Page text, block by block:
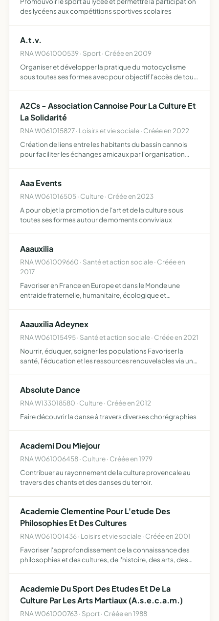
des lycéens aux compétitions sportives scolaires
A.t.v.
RNA W061000539 · Sport · Créée en 2009
Organiser et développer la pratique du motocyclisme
sous toutes ses formes avec pour objectif l'accès de tous
A2Cs - Association Cannoise Pour La Culture Et
La Solidarité
RNA W061015827 · Loisirs et vie sociale · Créée en 2022
Création de liens entre les habitants du bassin cannois
pour faciliter les échanges amicaux par l'organisation
Aaa Events
RNA W061016505 · Culture · Créée en 2023
A pour objet la promotion de l'art et de la culture sous
toutes ses formes autour de moments conviviaux
Aaauxilia
RNA W061009660 · Santé et action sociale · Créée en
2017
Favoriser en France en Europe et dans le Monde une
entraide fraternelle, humanitaire, écologique et
rendant util…
Aaauxilia Adeynex
RNA W061015495 · Santé et action sociale · Créée en 2021
Nourrir, éduquer, soigner les populations Favoriser la
santé, l'éducation et les ressources renouvelables via un
énergétiq…
Absolute Dance
RNA W133018580 · Culture · Créée en 2012
Faire découvrir la danse à travers diverses chorégraphies
Academi Dou Miejour
RNA W061006458 · Culture · Créée en 1979
Contribuer au rayonnement de la culture provencale au
travers des chants et des danses du terroir.
Academie Clementine Pour L'etude Des
Philosophies Et Des Cultures
RNA W061001436 · Loisirs et vie sociale · Créée en 2001
Favoriser l'approfondissement de la connaissance des
philosophies et des cultures, de l'histoire, des arts, des
projections, v…
Academie Du Sport Des Etudes Et De La
Culture Par Les Arts Martiaux (A.s.e.c.a.m.)
RNA W061000763 · Sport · Créée en 1988